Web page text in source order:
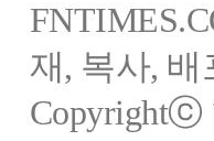
재, 복사, 배
Copyrightⓒ